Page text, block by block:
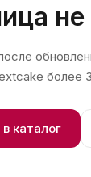
не
более
каталог